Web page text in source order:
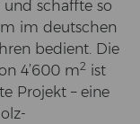
und schaff­te so
im deut­schen
be­dient. Die
4’600 m2 ist
Pro­jekt – eine